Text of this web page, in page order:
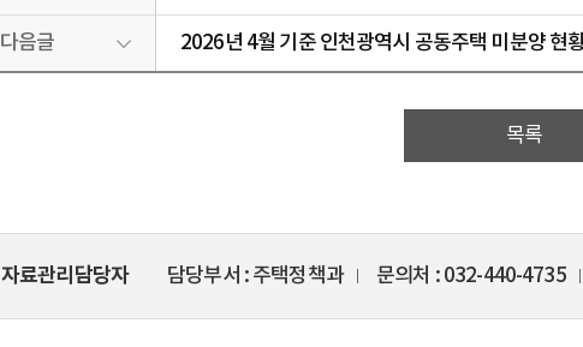
다음글 2026년 4월 기준 인천광역시 공동주택 미분양 현
목록
자료관리담당자 담당부서 주택정책과 문의처 032-440-4735